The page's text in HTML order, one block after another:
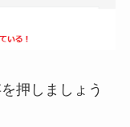
押しましょう